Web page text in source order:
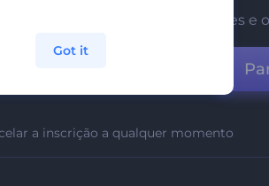
receber nossas últimas novidades e
a inscrição a qualquer momento
Got it